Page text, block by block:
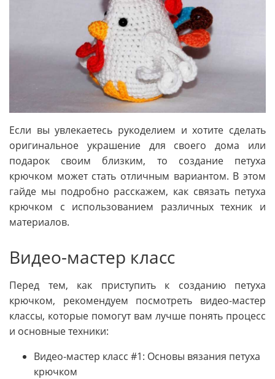
Если вы увлекаетесь рукоделием и хотите сделать
оригинальное украшение для своего дома или
подарок своим близким, то создание петуха
крючком может стать отличным вариантом. В этом
гайде мы подробно расскажем, как связать петуха
крючком с использованием различных техник и
материалов.
Видео-мастер класс
Перед тем, как приступить к созданию петуха
крючком, рекомендуем посмотреть видео-мастер
классы, которые помогут вам лучше понять процесс
и основные техники:
Видео-мастер класс #1: Основы вязания петуха
крючком